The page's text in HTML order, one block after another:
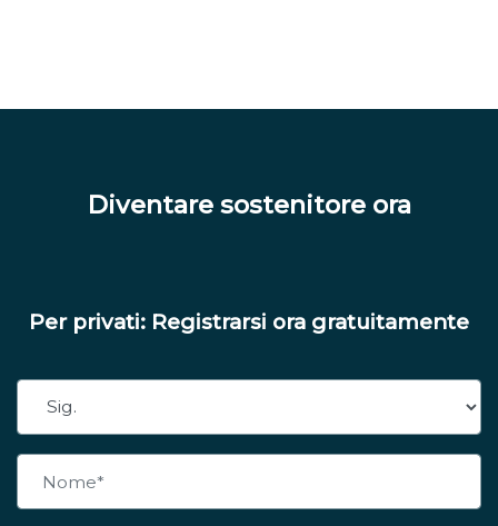
Diventare sostenitore ora
Per privati: Registrarsi ora gratuitamente